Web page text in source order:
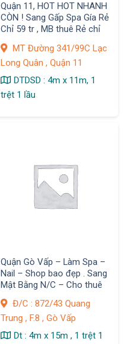
Quận 11, HOT HOT NHANH
CÒN ! Sang Gấp Spa Gía Rẻ
Chỉ 59 tr , MB thuê Rẻ chỉ
MT Đường 341/99C Lạc
Long Quân , Quận 11
DTDSD : 4m x 11m, 1
trệt 1 lầu
Quận Gò Vấp – Làm Spa –
Nail – Shop bao đẹp . Sang
Mật Bằng N/C – Cho thuê
Đ/C : 872/43 Quang
Trung , F.8 , Gò Vấp
Dt : 4m x 15m , 1 trệt 1